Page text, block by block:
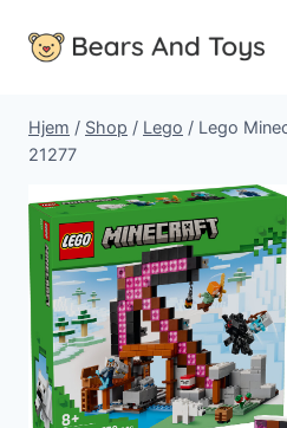
Hjem / Shop / Lego / Lego
21277